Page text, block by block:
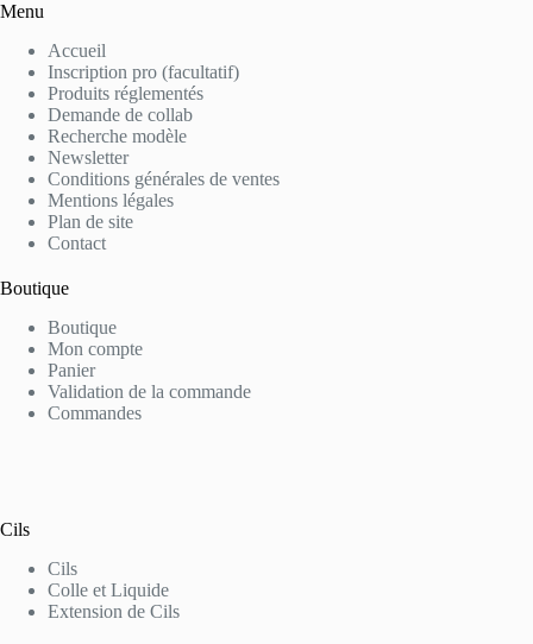
Menu
Accueil
Inscription pro (facultatif)
Produits réglementés
Demande de collab
Recherche modèle
Newsletter
Conditions générales de ventes
Mentions légales
Plan de site
Contact
Boutique
Boutique
Mon compte
Panier
Validation de la commande
Commandes
Cils
Cils
Colle et Liquide
Extension de Cils